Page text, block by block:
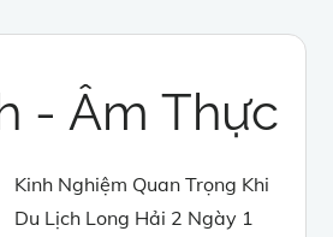
- Âm Thực
Kinh Nghiệm Quan Trọng Khi
Du Lịch Long Hải 2 Ngày 1